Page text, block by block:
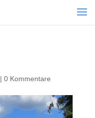
| 0 Kommentare